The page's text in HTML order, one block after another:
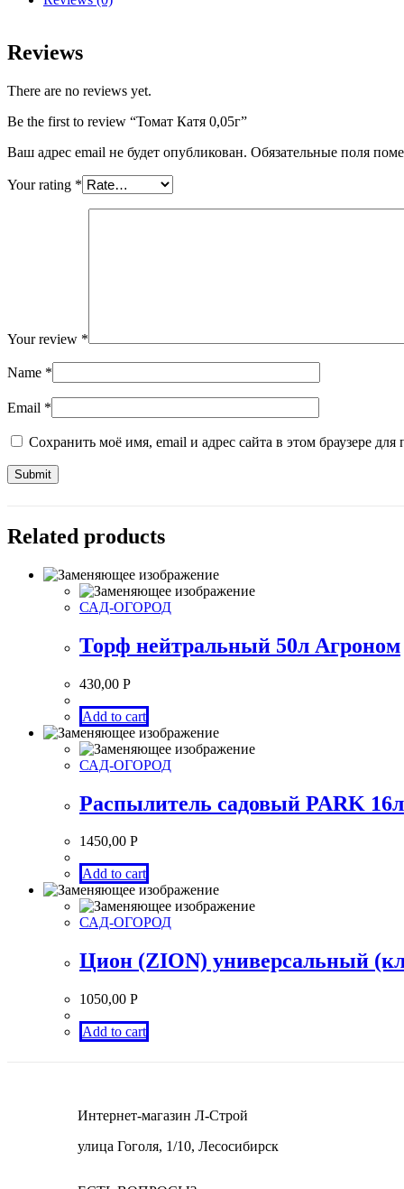
Reviews
There are no reviews yet.
Be the first to review “Томат Катя 0,05г”
Ваш адрес email не будет опубликован. Обязательные поля
Your rating *
Your review *
Name *
Email *
Сохранить моё имя, email и адрес сайта в этом браузере
Related products
САД-ОГОРОД
Торф нейтральный 50л Агроном
430,00 Р
Add to cart
САД-ОГОРОД
Распылитель садовый PARK
1450,00 Р
Add to cart
САД-ОГОРОД
Цион (ZION) универсальный
1050,00 Р
Add to cart
Интернет-магазин Л-Строй
улица Гоголя, 1/10, Лесосибирск